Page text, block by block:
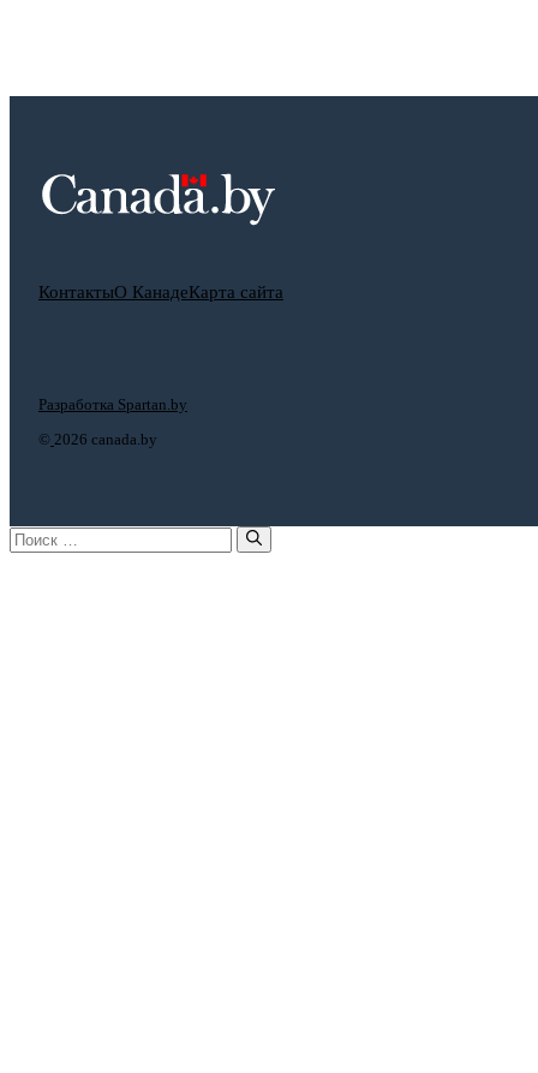
КонтактыО КанадеКарта сайта
© 2026 canada.by
Разработка Spartan.by
Поиск: